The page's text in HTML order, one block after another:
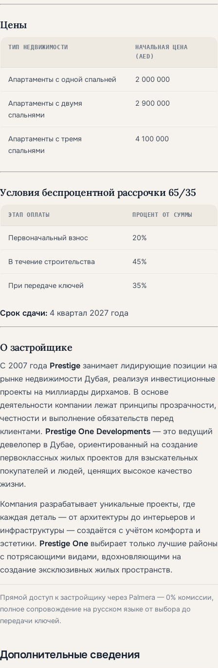
Цены
ТИП НЕДВИЖИМОСТИ
НАЧАЛЬНАЯ ЦЕНА
(AED)
Апартаменты с одной спальней 2 000 000
Апартаменты с двумя
спальнями
2 900 000
Апартаменты с тремя
спальнями
4 100 000
Условия беспроцентной рассрочки65/35
ЭТАП ОПЛАТЫ ПРОЦЕНТ ОТ СУММЫ
Первоначальный взнос 20%
В течение строительства 45%
При передаче ключей 35%
Срок сдачи: 4 квартал 2027 года
О застройщике
С 2007 года Prestige занимает лидирующие позиции на
рынке недвижимости Дубая, реализуя инвестиционные
проекты на миллиарды дирхамов. В основе
деятельности компании лежат принципы прозрачности,
честности и выполнение обязательств перед
клиентами. Prestige One Developments — это ведущий
девелопер в Дубае, ориентированный на создание
первоклассных жилых проектов для взыскательных
покупателей и людей, ценящих высокое качество
жизни.
Компания разрабатывает уникальные проекты, где
каждая деталь — от архитектуры до интерьеров и
инфраструктуры — создаётся с учётом комфорта и
эстетики. Prestige One выбирает только лучшие районы
с потрясающими видами, вдохновляющими на
создание эксклюзивных жилых пространств.
Прямой доступ к застройщику через Palmera — 0% комиссии,
полное сопровождение на русском языке от выбора до
передачи ключей.
Дополнительные сведения